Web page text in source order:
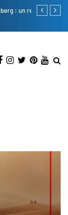
intense
Algeria 2.0